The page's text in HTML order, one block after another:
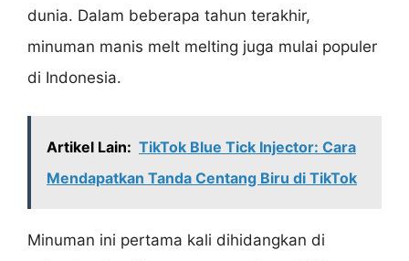
dunia. Dalam beberapa tahun terakhir,
minuman manis melt melting juga mulai populer
di Indonesia.
Artikel Lain: TikTok Blue Tick Injector: Cara
Mendapatkan Tanda Centang Biru di TikTok
Minuman ini pertama kali dihidangkan di